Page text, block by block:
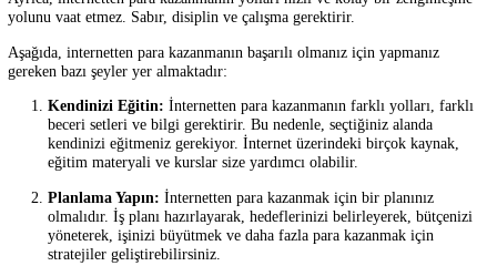
Freelance Çalışma:İnternet, freelancerlar için birçok iş fırsatı
Freelance yazarlık, web tasarımı, grafik tasarımı,
dijital pazarlama ve diğer birçok alanda hizmetler sunarak para
medya kanalları üzerinden bulunabilir.
Anket Doldurma ve Uygulama İndirme:Birçok şirket, pazar
araştırmaları yapmak için anket doldurma ve uygulama
yöntemlerle tüketicilerden geri bildirim alır. Bu yöntemler,
internetten para kazanmanın en kolay yollarından biridir. Anket
siteleri ve uygulamaları kullanarak anket doldurma veya
indirme karşılığında para kazanabilirsiniz.